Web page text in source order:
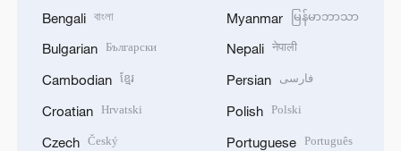
Bengali বাংলা
Bulgarian Български
Cambodian ខ្មែរ
Croatian Hrvatski
Czech Český
Myanmar မြန်မာဘာသာ
Nepali नेपाली
Persian فارسی
Polish Polski
Portuguese Português